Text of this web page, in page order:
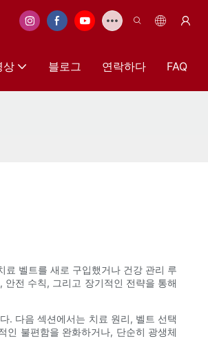
상 블로그 연락하다 FAQ
벨트를 새로 구입했거나 건강 관리 루
전 수칙, 그리고 장기적인 전략을 통해
. 다음 섹션에서는 치료 원리, 벨트 선택
인 불편함을 완화하거나, 단순히 광생체